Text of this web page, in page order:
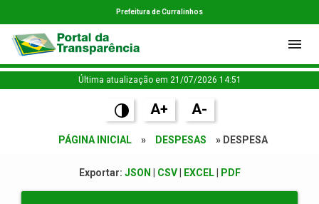
Prefeitura de Curralinhos
Última atualização em 21/07/2026 14:51
A+ A-
PÁGINA INICIAL » DESPESAS » DESPESA
Exportar: JSON CSV| EXCEL| PDF